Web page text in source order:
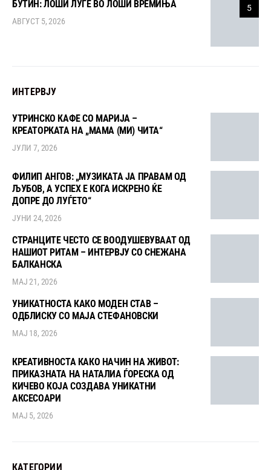
5
БУТИН: ЛОШИ ЛУЃЕ ВО ЛОШИ ВРЕМИЊА
АВГУСТ 5, 2026
ИНТЕРВЈУ
УТРИНСКО КАФЕ СО МАРИЈА –
КРЕАТОРКАТА НА „МАМА (МИ) ЧИТА“
ЈУЛИ 7, 2026
ФИЛИП АНГОВ: „МУЗИКАТА ЈА ПРАВАМ ОД
ЉУБОВ, А УСПЕХ Е КОГА ИСКРЕНО ЌЕ
ДОПРЕ ДО ЛУЃЕТО“
ЈУНИ 24, 2026
СТРАНЦИТЕ ЧЕСТО СЕ ВООДУШЕВУВААТ ОД
НАШИОТ РИТАМ – ИНТЕРВЈУ СО СНЕЖАНА
БАЛКАНСКА
МАЈ 21, 2026
УНИКАТНОСТА КАКО МОДЕН СТАВ –
ОДБЛИСКУ СО МАЈА СТЕФАНОВСКИ
МАЈ 18, 2026
КРЕАТИВНОСТА КАКО НАЧИН НА ЖИВОТ:
ПРИКАЗНАТА НА НАТАЛИА ЃОРЕСКА ОД
КИЧЕВО КОЈА СОЗДАВА УНИКАТНИ
АКСЕСОАРИ
МАЈ 5, 2026
КАТЕГОРИИ